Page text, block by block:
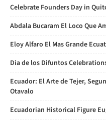
Celebrate Founders Day in
Abdala Bucaram El Loco Que
Eloy Alfaro El Mas Grande
Dia de los Difuntos
Ecuador: El Arte de Tejer,
Otavalo
Ecuadorian Historical Figure